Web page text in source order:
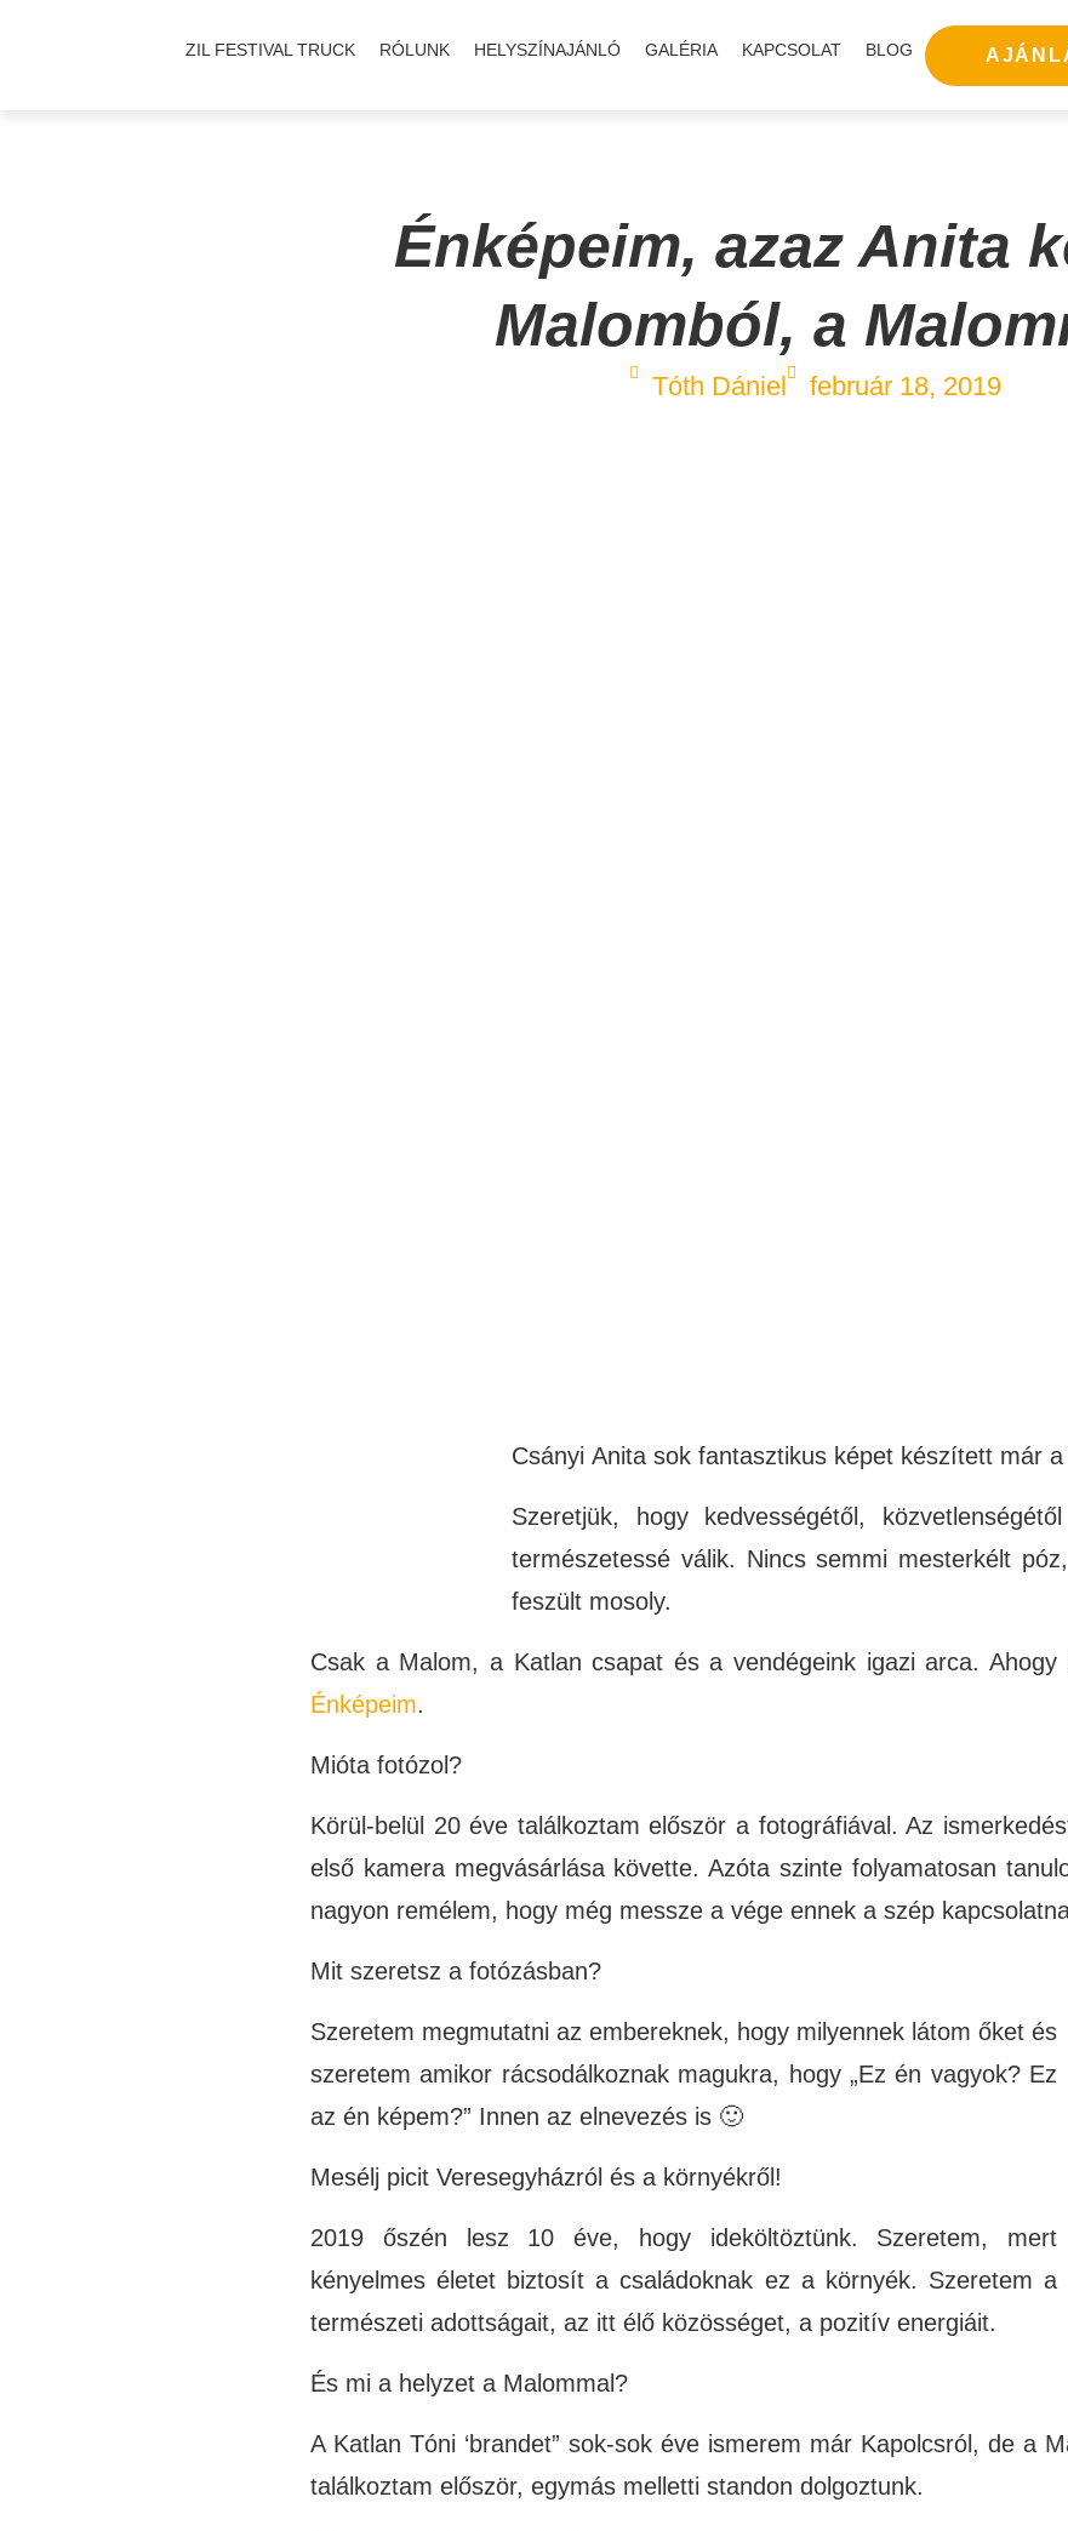
ZIL FESTIVAL TRUCK RÓLUNK HELYSZÍNAJÁNLÓ GALÉRIA KAPCSOLAT BLOG
Énképeim, azaz Anita
Malomból, a
Tóth Dániel február 18, 2019
Csányi Anita sok fantasztikus képet készített már a
Szeretjük, hogy kedvességétől,
természetessé válik. Nincs semmi mesterkélt
feszült mosoly.
Csak a Malom, a Katlan csapat és a vendégeink igazi arca. Ahogy
Énképeim.
Mióta fotózol?
Körül-belül 20 éve találkoztam először a fotográfiával. Az
első kamera megvásárlása követte. Azóta szinte folyamatosan
nagyon remélem, hogy még messze a vége ennek a szép
Mit szeretsz a fotózásban?
Szeretem megmutatni az embereknek, hogy milyennek látom őket és
szeretem amikor rácsodálkoznak magukra, hogy „Ez én vagyok? Ez
az én képem?” Innen az elnevezés is 🙂
Mesélj picit Veresegyházról és a környékről!
2019 őszén lesz 10 éve, hogy ideköltöztünk. Szeretem, mert
kényelmes életet biztosít a családoknak ez a környék. Szeretem a
természeti adottságait, az itt élő közösséget, a pozitív energiáit.
És mi a helyzet a Malommal?
A Katlan Tóni ‘brandet” sok-sok éve ismerem már Kapolcsról, de a
találkoztam először, egymás melletti standon dolgoztunk.